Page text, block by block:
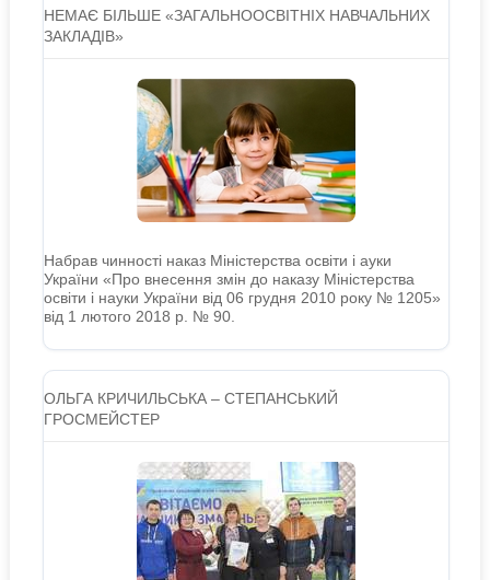
НЕМАЄ БІЛЬШЕ «ЗАГАЛЬНООСВІТНІХ НАВЧАЛЬНИХ
ЗАКЛАДІВ»
Набрав чинності наказ Міністерства освіти і ауки
України «Про внесення змін до наказу Міністерства
освіти і науки України від 06 грудня 2010 року № 1205»
від 1 лютого 2018 р. № 90.
ОЛЬГА КРИЧИЛЬСЬКА – СТЕПАНСЬКИЙ
ГРОСМЕЙСТЕР